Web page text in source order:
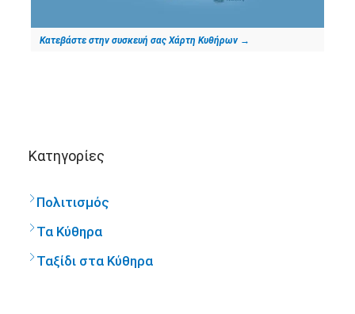
Κατεβάστε στην συσκευή σας Χάρτη Κυθήρων →
Kατηγορίες
Πολιτισμός
Τα Κύθηρα
Ταξίδι στα Κύθηρα